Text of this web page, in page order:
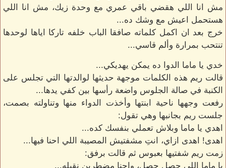
مش انا اللي هقضي باقي عمري مع وحدة زيك، مش انا اللي
هستحمل اعيش مع وشك ده...
خرج بعد ان اكمل كلماته صافقا الباب خلفه تاركا اياها لوحدها
تنتحب بمرارة وألم قاسي...
خدي يا ماما الدوا ده يمكن يهديكي...
قالت ريم هذه الكلمات موجهة حديثها لوالدتها التي تجلس على
الكنبة في صالة الجلوس واضعة رأسها بين كفي يدها...
رفعت وجهها ناحية ابنتها وأخذت الدواء منها وتناولته بصمت،
جلست ريم بجانبها وهي تقول:
اهدي يا ماما وبلاش تعملي بنفسك كده...
اهدى! اهدى ازاي، انتِ مشفتيش المصيبة اللي احنا فيها...
زمت ريم شفتيها بعبوس ثم قالت برفق:
يا ماما اللي حصل حصل، واحنا مضطرين نقبله...